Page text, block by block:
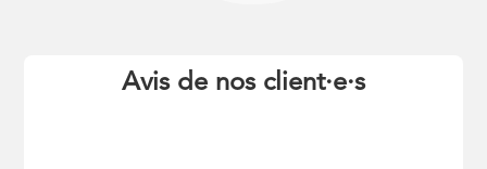
Avis de nos client·e·s